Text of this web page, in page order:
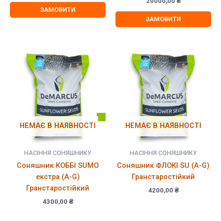
4900,00 ₴.
ЗАМОВИТИ
5.00
з 5
ЗАМОВИТИ
НЕМАЄ В НАЯВНОСТІ
НАСІННЯ СОНЯШНИКУ
Соняшник КОББІ SUMO
екстра (A-G)
Гранстаростійкий
4300,00 ₴
НЕМАЄ В НАЯВНОСТІ
НАСІННЯ СОНЯШНИКУ
Соняшник ФЛОКІ SU (A-G)
Гранстаростійкий
4200,00 ₴